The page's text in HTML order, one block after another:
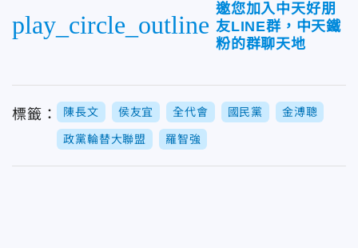
play_circle_outline
邀您加入中天好朋
友LINE群，中天鐵
粉的群聊天地
標籤： 陳長文 侯友宜 全代會 國民黨 金溥聰
政黨輪替大聯盟 羅智強